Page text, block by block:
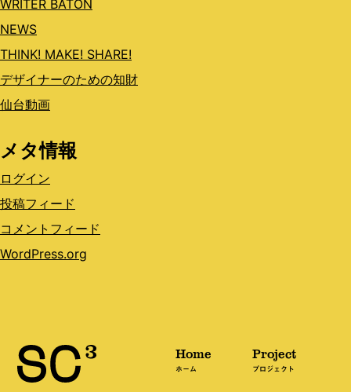
WRITER BATON
NEWS
THINK! MAKE! SHARE!
デザイナーのための知財
仙台動画
メタ情報
ログイン
投稿フィード
コメントフィード
WordPress.org
Home
ホーム
Project
プロジェクト